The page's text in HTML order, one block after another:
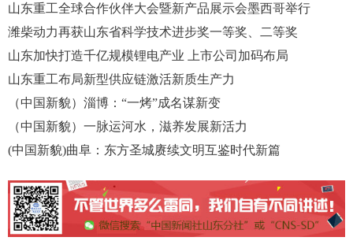
山东重工全球合作伙伴大会暨新产品展示会墨西哥举行
潍柴动力再获山东省科学技术进步奖一等奖、二等奖
山东加快打造千亿规模锂电产业 上市公司加码布局
山东重工布局新型供应链激活新质生产力
（中国新貌）淄博：“一烤”成名谋新变
（中国新貌）一脉运河水，滋养发展新活力
(中国新貌)曲阜：东方圣城赓续文明互鉴时代新篇